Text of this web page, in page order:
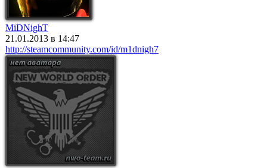
MiDNighT
21.01.2013 в 14:47
http://steamcommunity.com/id/m1dnigh7